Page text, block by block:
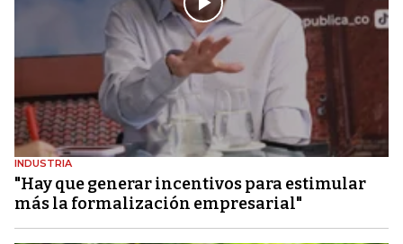
INDUSTRIA
"Hay que generar incentivos para estimular
más la formalización empresarial"